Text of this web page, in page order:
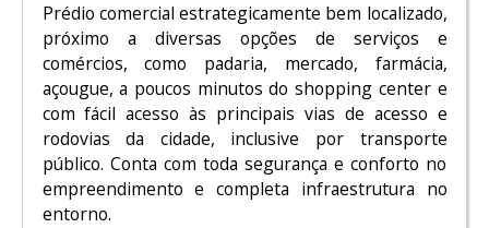
Prédio comercial estrategicamente bem localizado,
próximo a diversas opções de serviços e
comércios, como padaria, mercado, farmácia,
açougue, a poucos minutos do shopping center e
com fácil acesso às principais vias de acesso e
rodovias da cidade, inclusive por transporte
público. Conta com toda segurança e conforto no
empreendimento e completa infraestrutura no
entorno.